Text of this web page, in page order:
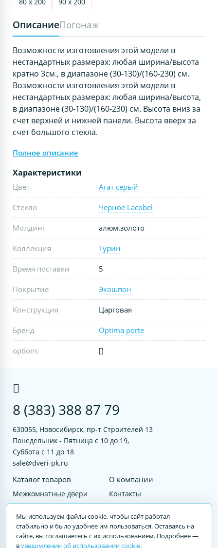
ОписаниеПогонаж
Возможности изготовления этой модели в
нестандартных размерах: любая ширина/высота
кратно 3см., в диапазоне (30-130)/(160-230) см.
Возможности изготовления этой модели в
нестандартных размерах: любая ширина/высота,
в диапазоне (30-130)/(160-230) см. Высота вниз за
счет верхней и нижней панели. Высота вверх за
счет большого стекла.
Полное описание
Характеристики
Цвет Агат серый
Стекло Черное Lacobel
Молдинг алюм.золото
Коллекция Турин
Время поставки 5
Покрытие Экошпон
Конструкция Царговая
Бренд Optima porte
options []
8 (383) 388 87 79
630055, Новосибирск, пр-т Строителей 13
Понедельник - Пятница с 10 до 19,
Суббота с 11 до 18
sale@dveri-pk.ru
Каталог товаров
Межкомнатные двери
Входные двери
Услуги
О компании
Контакты
Мы используем файлы cookie, чтобы сайт работал
стабильно и было удобнее им пользоваться. Оставаясь на
сайте, вы соглашаетесь с их использованием. Подробнее —
вуведомлении об использовании cookie.